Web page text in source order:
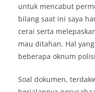
untuk mencabut
bilang saat ini saya
cerai serta
mau ditahan. Hal
beberapa oknum
Soal dokumen,